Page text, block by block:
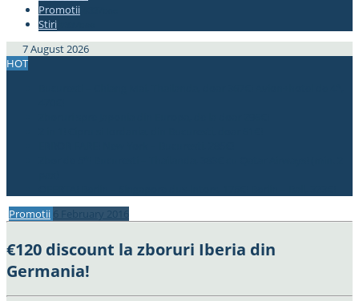
Promotii
Stiri
7 August 2026
HOT
Promotii
€120 discount la zboruri Iberia din
Germania!